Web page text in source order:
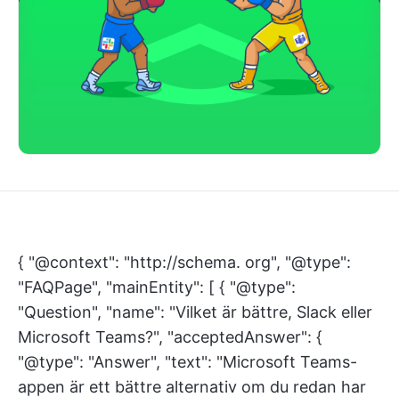
{ "@context": "http://schema. org", "@type":
"FAQPage", "mainEntity": [ { "@type":
"Question", "name": "Vilket är bättre, Slack eller
Microsoft Teams?", "acceptedAnswer": {
"@type": "Answer", "text": "Microsoft Teams-
appen är ett bättre alternativ om du redan har